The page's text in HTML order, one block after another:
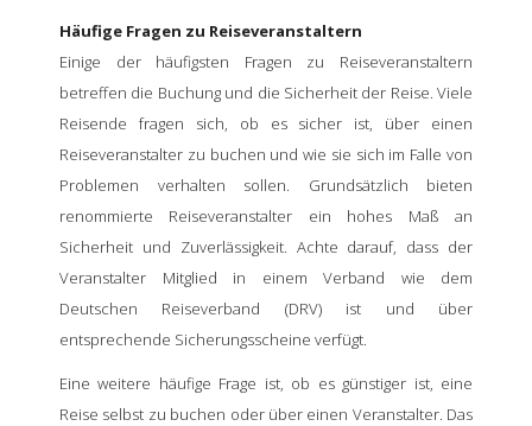
Häufige Fragen zu Reiseveranstaltern
Einige der häufigsten Fragen zu Reiseveranstaltern
betreffen die Buchung und die Sicherheit der Reise. Viele
Reisende fragen sich, ob es sicher ist, über einen
Reiseveranstalter zu buchen und wie sie sich im Falle von
Problemen verhalten sollen. Grundsätzlich bieten
renommierte Reiseveranstalter ein hohes Maß an
Sicherheit und Zuverlässigkeit. Achte darauf, dass der
Veranstalter Mitglied in einem Verband wie dem
Deutschen Reiseverband (DRV) ist und über
entsprechende Sicherungsscheine verfügt.
Eine weitere häufige Frage ist, ob es günstiger ist, eine
Reise selbst zu buchen oder über einen Veranstalter. Das